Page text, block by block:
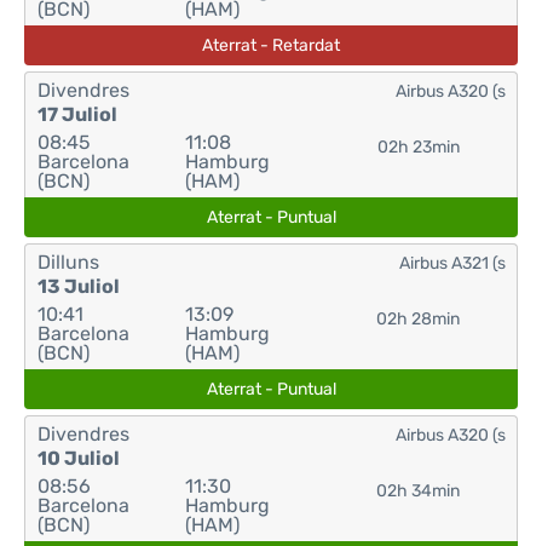
(BCN)
(HAM)
Aterrat - Retardat
Divendres
17 Juliol
08:45
Barcelona
(BCN)
11:08
Hamburg
(HAM)
02h 23min
Airbus A320 (s
Aterrat - Puntual
Dilluns
13 Juliol
10:41
Barcelona
(BCN)
13:09
Hamburg
(HAM)
02h 28min
Airbus A321 (s
Aterrat - Puntual
Divendres
10 Juliol
08:56
Barcelona
(BCN)
11:30
Hamburg
(HAM)
02h 34min
Airbus A320 (s